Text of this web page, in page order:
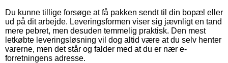
Du kunne tillige forsøge at få pakken sendt til din bopæl eller
ud på dit arbejde. Leveringsformen viser sig jævnligt en tand
mere pebret, men desuden temmelig praktisk. Den mest
letkøbte leveringsløsning vil dog altid være at du selv henter
varerne, men det står og falder med at du er nær e-
forretningens adresse.